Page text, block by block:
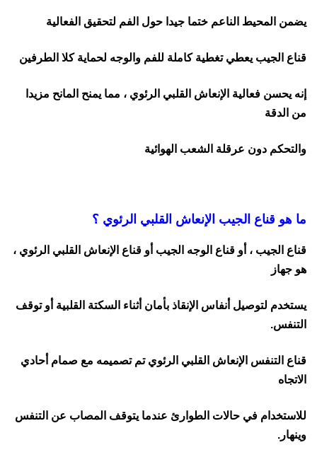
يضمن المحيط الناعم ختما جيدا حول الفم لتحقيق الفعالية
قناع الجيب يعطي تغطية كاملة للفم والوجه لحماية كلا الطرفين
إنه يحسن فعالية الإنعاش القلبي الرئوي ، مما يمنح المانح مزيدا
من الدقة
والتحكم دون عرقلة الشعب الهوائية
ما هو قناع الجيب الإنعاش القلبي الرئوي ؟
قناع الجيب ، أو قناع الوجه الجيب أو قناع الإنعاش القلبي الرئوي ،
هو جهاز
يستخدم لتوصيل أنفاس الإنقاذ بأمان أثناء السكتة القلبية أو توقف
التنفس.
قناع التنفس الإنعاش القلبي الرئوي تم تصميمه مع صمام أحادي
الاتجاه
للاستخدام في حالات الطوارئ عندما يتوقف المصاب عن التنفس
وينهار.